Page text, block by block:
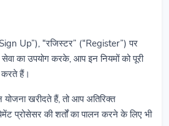
Up”), “रजिस्टर” (“Register”) पर
का उपयोग करके, आप इन नियमों को पूरी
करते हैं।
खरीदते हैं, तो आप अतिरिक्त
पेमेंट प्रोसेसर की शर्तों का पालन करने के लिए भी